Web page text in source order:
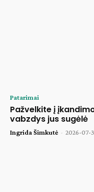
Patarimai
Pažvelkite į
vabzdys jus sugėlė
Ingrida Šimkutė - 2026-07-